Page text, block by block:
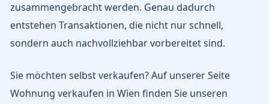
zusammengebracht werden. Genau dadurch
entstehen Transaktionen, die nicht nur schnell,
sondern auch nachvollziehbar vorbereitet sind.
Sie möchten selbst verkaufen? Auf unserer Seite
Wohnung verkaufen in Wien finden Sie unseren